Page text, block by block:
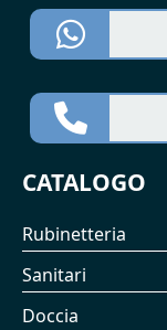
CATALOGO
Rubinetteria
Sanitari
Doccia